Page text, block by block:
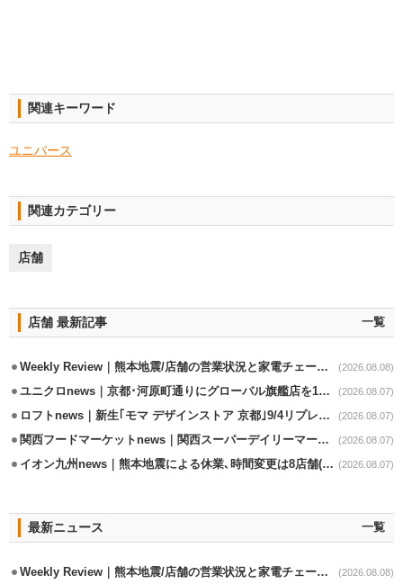
関連キーワード
ユニバース
関連カテゴリー
店舗
店舗 最新記事 一覧
Weekly Review｜熊本地震/店舗の営業状況と家電チェーンの支援策 (2026.08.08)
ユニクロnews｜京都･河原町通りにグローバル旗艦店を11/6開設 (2026.08.07)
ロフトnews｜新生｢モマ デザインストア 京都｣9/4リプレイスオープン (2026.08.07)
関西フードマーケットnews｜関西スーパーデイリーマート蒲生店8/7改装 (2026.08.07)
イオン九州news｜熊本地震による休業､時間変更は8店舗(8/7時点) (2026.08.07)
最新ニュース 一覧
Weekly Review｜熊本地震/店舗の営業状況と家電チェーンの支援策 (2026.08.08)